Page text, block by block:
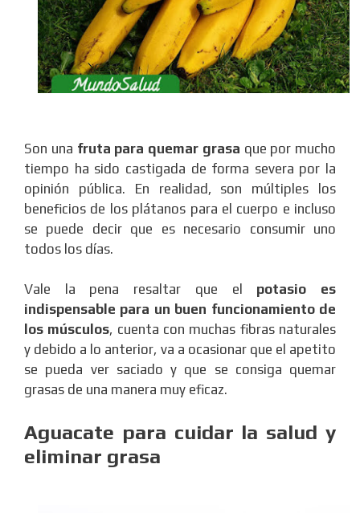
Son una fruta para quemar grasa que por mucho
tiempo ha sido castigada de forma severa por la
opinión pública. En realidad, son múltiples los
beneficios de los plátanos para el cuerpo e incluso
se puede decir que es necesario consumir uno
todos los días.
Vale la pena resaltar que el potasio es
indispensable para un buen funcionamiento de
los músculos, cuenta con muchas fibras naturales
y debido a lo anterior, va a ocasionar que el apetito
se pueda ver saciado y que se consiga quemar
grasas de una manera muy eficaz.
Aguacate para cuidar la salud y
eliminar grasa